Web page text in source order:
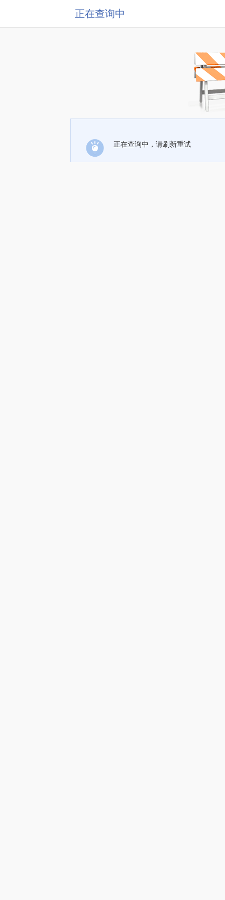
正在查询中
正在查询中，请刷新重试